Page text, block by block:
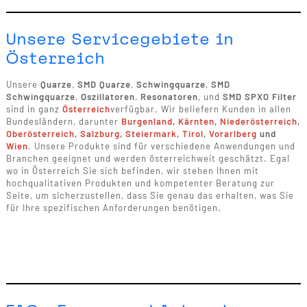
Unsere Servicegebiete in
Österreich
Unsere Quarze, SMD Quarze, Schwingquarze, SMD
Schwingquarze, Oszillatoren, Resonatoren, und SMD SPXO Filter
sind in ganz Österreichverfügbar. Wir beliefern Kunden in allen
Bundesländern, darunter Burgenland, Kärnten, Niederösterreich,
Oberösterreich, Salzburg, Steiermark, Tirol, Vorarlberg und
Wien. Unsere Produkte sind für verschiedene Anwendungen und
Branchen geeignet und werden österreichweit geschätzt. Egal
wo in Österreich Sie sich befinden, wir stehen Ihnen mit
hochqualitativen Produkten und kompetenter Beratung zur
Seite, um sicherzustellen, dass Sie genau das erhalten, was Sie
für Ihre spezifischen Anforderungen benötigen.